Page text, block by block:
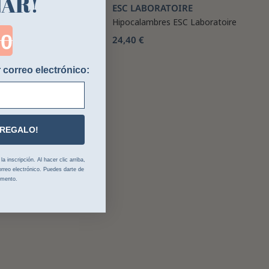
€
ESC LABORATOIRE
Hipocalambres ESC Laboratoire
24,40 €
ends in:
correo electrónico:
inscripción. Al hacer clic arriba,
electrónico. Puedes darte de